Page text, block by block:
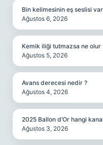
Bin kelimesinin eş seslisi var
Ağustos 6, 2026
Kemik iliği tutmazsa ne olur
Ağustos 5, 2026
Avans derecesi nedir ?
Ağustos 4, 2026
2025 Ballon d’Or hangi
Ağustos 3, 2026